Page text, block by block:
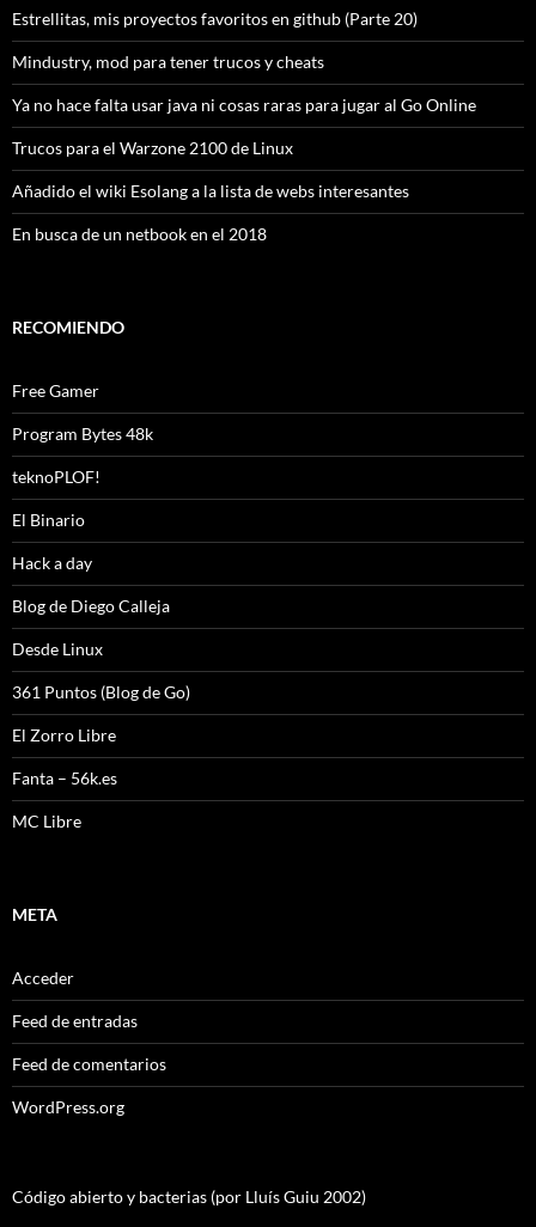
Estrellitas, mis proyectos favoritos en github (Parte 20)
Mindustry, mod para tener trucos y cheats
Ya no hace falta usar java ni cosas raras para jugar al Go Online
Trucos para el Warzone 2100 de Linux
Añadido el wiki Esolang a la lista de webs interesantes
En busca de un netbook en el 2018
RECOMIENDO
Free Gamer
Program Bytes 48k
teknoPLOF!
El Binario
Hack a day
Blog de Diego Calleja
Desde Linux
361 Puntos (Blog de Go)
El Zorro Libre
Fanta – 56k.es
MC Libre
META
Acceder
Feed de entradas
Feed de comentarios
WordPress.org
Código abierto y bacterias (por Lluís Guiu 2002)